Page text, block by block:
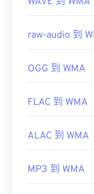
raw-audio 到
OGG 到 WMA
FLAC 到 WMA
ALAC 到 WMA
MP3 到 WMA